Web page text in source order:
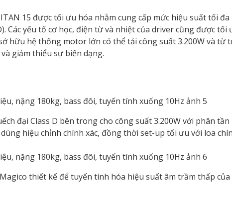
15 được tối ưu hóa nhằm cung cấp mức hiệu suất tối
Các yếu tố cơ học, điện từ và nhiệt của driver cũng được
hữu hệ thống motor lớn có thể tải công suất 3.200W và từ
giảm thiểu sự biến dạng.
đại Class D bên trong cho công suất 3.200W với phân
hiệu chỉnh chính xác, đồng thời set-up tối ưu với loa
thiết kế để tuyến tính hóa hiệu suất âm trầm thấp